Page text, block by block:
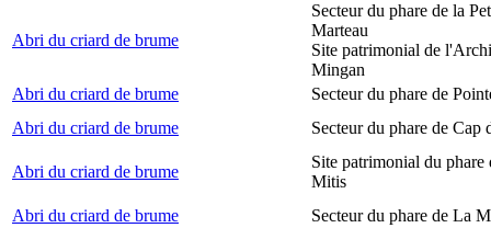
Abri du criard de brume
Secteur du phare de la
Marteau
Site patrimonial de
Mingan
Abri du criard de brume
Secteur du phare de
Abri du criard de brume
Secteur du phare de Cap
Abri du criard de brume
Site patrimonial du phare
Mitis
Abri du criard de brume
Secteur du phare de La